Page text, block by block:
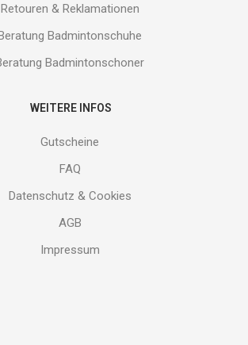
Retouren & Reklamationen
Badmintonschuhe
Badmintonschoner
WEITERE INFOS
Gutscheine
FAQ
Datenschutz & Cookies
AGB
Impressum